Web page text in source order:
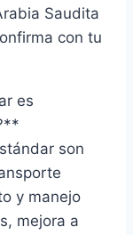
Saudita
con tu
es
son
y manejo
mejora a